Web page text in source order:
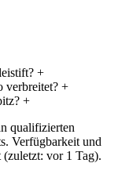
+
+
+
qualifizierten
Verfügbarkeit und
(zuletzt: vor 1 Tag).